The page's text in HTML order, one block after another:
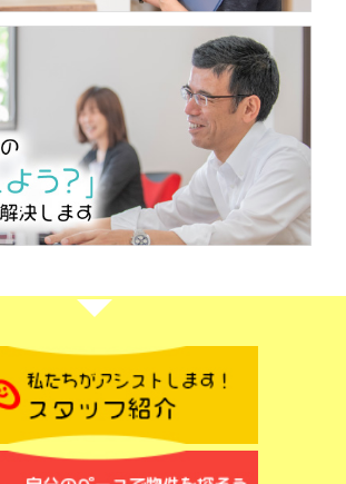
地売土地 75坪 2120万円
却する方法は？ポイントや注意点も解説
どの空き家を、できるだけ早く手放した
始めればよいかわからずお困りではあ
住んでいない家は人が住んでいる家よ
まい、固定資産税や維持管理の手間
2026.04.12